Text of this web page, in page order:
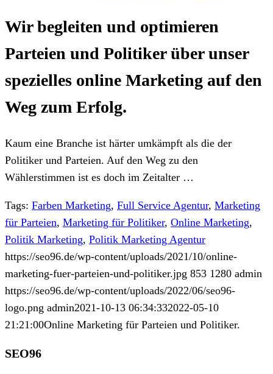
Wir begleiten und optimieren
Parteien und Politiker über unser
spezielles online Marketing auf den
Weg zum Erfolg.
Kaum eine Branche ist härter umkämpft als die der
Politiker und Parteien. Auf den Weg zu den
Wählerstimmen ist es doch im Zeitalter …
Tags: Farben Marketing, Full Service Agentur, Marketing
für Parteien, Marketing für Politiker, Online Marketing,
Politik Marketing, Politik Marketing Agentur
https://seo96.de/wp-content/uploads/2021/10/online-
marketing-fuer-parteien-und-politiker.jpg 853 1280 admin
https://seo96.de/wp-content/uploads/2022/06/seo96-
logo.png admin2021-10-13 06:34:332022-05-10
21:21:00Online Marketing für Parteien und Politiker.
SEO96